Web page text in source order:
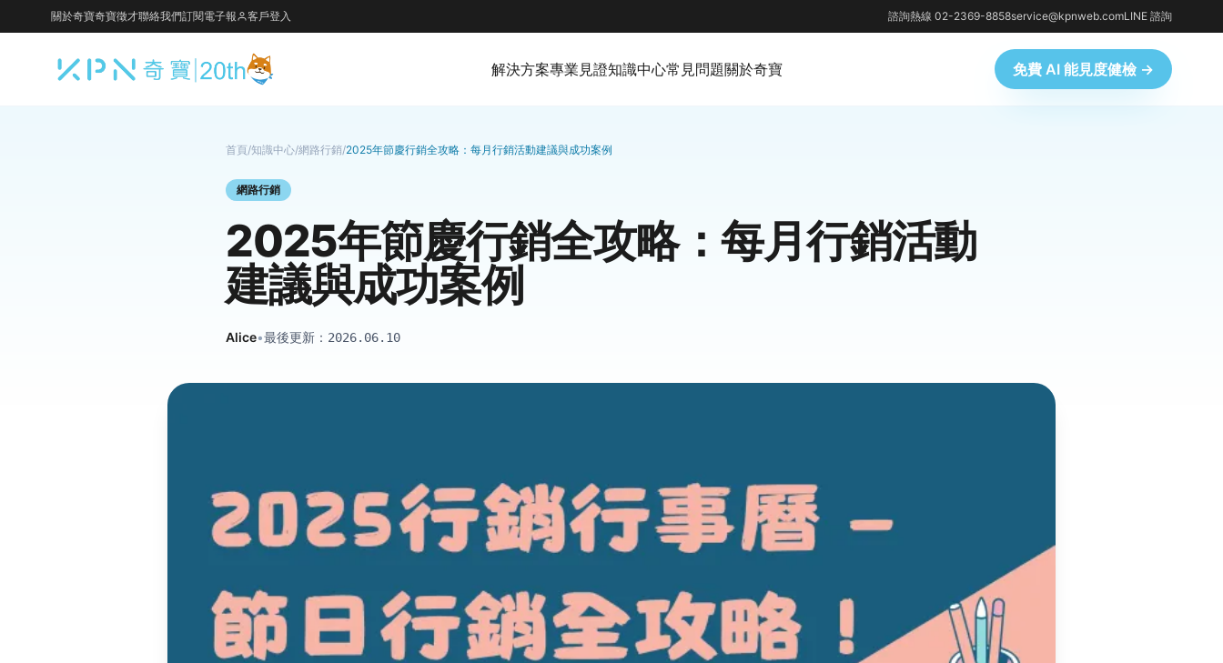
關於奇寶奇寶徵才聯絡我們訂閱電子報 客戶登入 諮詢熱線 02-2369-8858service@kpnweb.comLINE 諮詢
解決方案專業見證知識中心常見問題關於奇寶 免費 AI 能見度健檢 →
首頁/知識中心/網路行銷/2025年節慶行銷全攻略：每月行銷活動建議與成功案例
網路行銷
2025年節慶行銷全攻略：每月行銷活動
建議與成功案例
Alice•最後更新： 2026.06.10